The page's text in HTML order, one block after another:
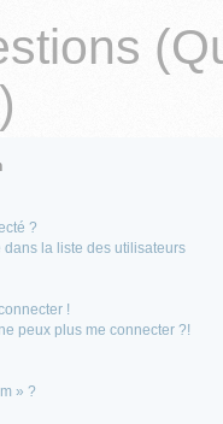
?
dans la liste des utilisateurs
!
peux plus me connecter ?!
» ?